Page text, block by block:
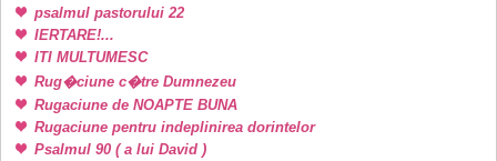
psalmul pastorului 22
IERTARE!...
ITI MULTUMESC
Rug�ciune c�tre Dumnezeu
Rugaciune de NOAPTE BUNA
Rugaciune pentru indeplinirea dorintelor
Psalmul 90 ( a lui David )